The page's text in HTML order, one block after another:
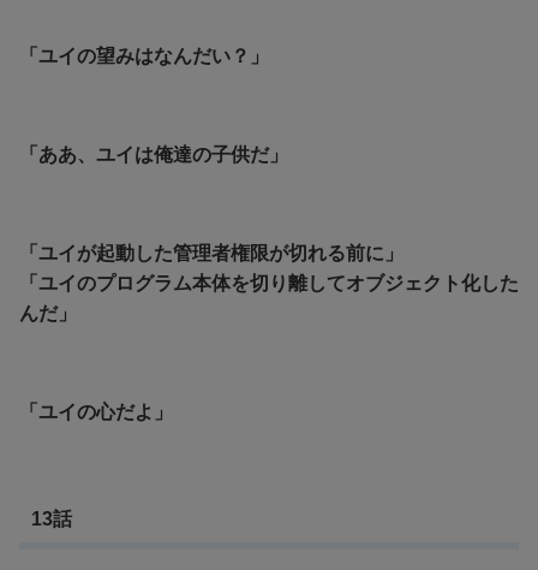
「 ユイの望みはなんだい？」
「ああ、ユイは俺達の子供だ」
「ユイが起動した管理者権限が切れる前に」
「ユイのプログラム本体を切り離してオブジェクト化した
んだ」
「ユイの心だよ」
13話